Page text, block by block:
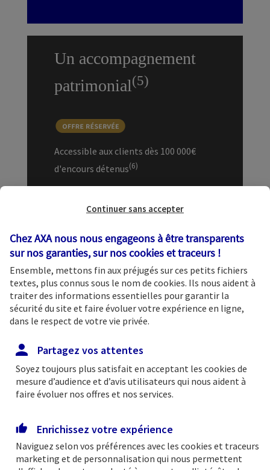
Un accompagnement
patrimonial(5)
Accessible aux clients dès 100 000€
d'encours détenus(6)
et protéger votre patrimoine dans
✔ Des produits et services exslusifs
L'OFFRE PATRIMONIALE
Une solution pour chaque
situation
Retrouvez tous les avantages et services
bancaires à votre disposition. Être à vos côtés
au quotidien et dans vos projets est notre
Continuer sans accepter
Chez AXA nous nous engageons à être transparents
sur nos garanties, sur noscookies et traceurs !
Ensemble, mettons fin aux préjugés sur ces petits fichiers
textes, plus connus sous le nom de cookies. Ils nous aident à
traiter des informations essentielles pour garantir la
sécurité du site et faire évoluer votre expérience en ligne,
dans le respect de votre vie privée.
Partagez vos attentes
Soyez toujours plus satisfait en acceptant les cookies de
mesure d’audience et d’avis utilisateurs qui nous aident à
faire évoluer nos offres et nos services.
Enrichissez votre expérience
Naviguez selon vos préférences avec les cookies et traceurs
marketing et de personnalisation qui nous permettent